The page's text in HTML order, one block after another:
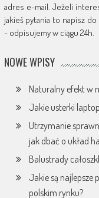
adres e-mail. Jeżeli
jakieś pytania to napisz
- odpisujemy w ciągu 24h.
NOWE WPISY
Naturalny efekt w
Jakie usterki
Utrzymanie
jak dbać o układ
Balustrady
Jakie są najlepsze
polskim rynku?